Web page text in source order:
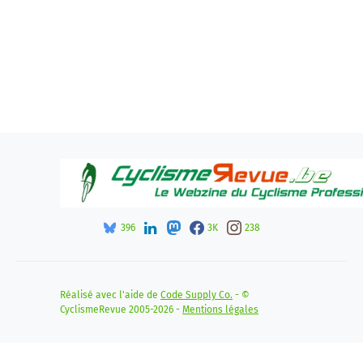
396 3K 238
Réalisé avec l'aide de Code Supply Co. - ©
CyclismeRevue 2005-2026 - Mentions légales